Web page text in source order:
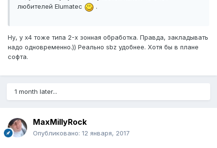
любителей Elumatec
.
Ну, у х4 тоже типа 2-х зонная обработка. Правда, закладывать
надо одновременно.)) Реально sbz удобнее. Хотя бы в плане
софта.
1 month later...
MaxMillyRock
Опубликовано: 12 января, 2017